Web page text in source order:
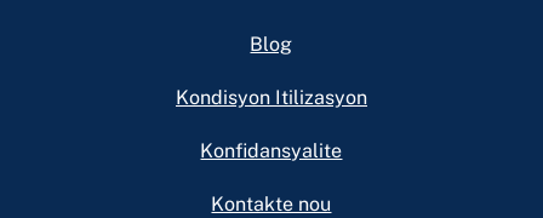
Blog
Kondisyon Itilizasyon
Konfidansyalite
Kontakte nou